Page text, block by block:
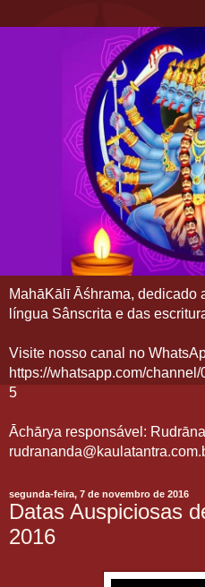
MahāKālī Āśhrama, dedicado
língua Sânscrita e das
Visite nosso canal no
https://whatsapp.com/
5
Āchārya responsável:
segunda-feira, 7 de novembro de 2016
Datas Auspiciosas
2016